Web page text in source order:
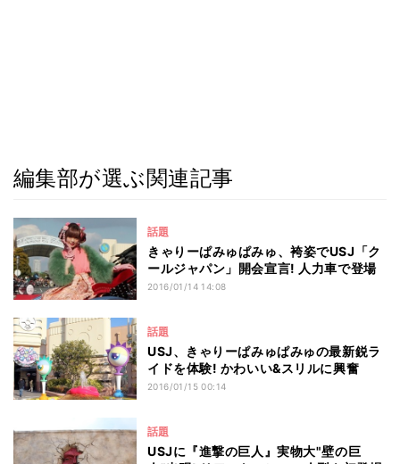
編集部が選ぶ関連記事
話題
きゃりーぱみゅぱみゅ、袴姿でUSJ「ク
ールジャパン」開会宣言! 人力車で登場
2016/01/14 14:08
話題
USJ、きゃりーぱみゅぱみゅの最新鋭ラ
イドを体験! かわいい&スリルに興奮
2016/01/15 00:14
話題
USJに『進撃の巨人』実物大"壁の巨